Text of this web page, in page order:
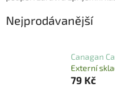
Nejprodávanější
Canagan
Externí
79 Kč